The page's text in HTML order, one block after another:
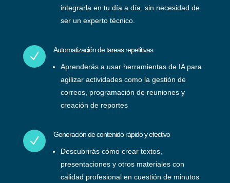
integrarla en tu día a día, sin necesidad de
ser un experto técnico.
N Automatización de tareas repetitivas
Aprenderás a usar herramientas de IA para
agilizar actividades como la gestión de
correos, programación de reuniones y
creación de reportes
N Generación de contenido rápido y efectivo
Descubrirás cómo crear textos,
presentaciones y otros materiales con
calidad profesional en cuestión de minutos